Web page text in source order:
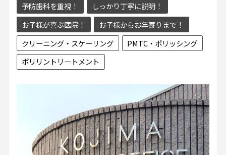
予防歯科を重視！
しっかり丁寧に説明！
お子様が喜ぶ医院！
お子様からお年寄りまで！
クリーニング・スケーリング
PMTC・ポリッシング
ポリリントリートメント